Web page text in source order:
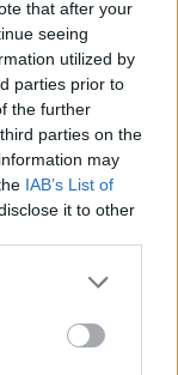
that after your
seeing
utilized by
parties prior to
the further
parties on the
may
IAB’s List of
it to other
az
velünk marad.
mint a
hanem
a
a harmadik
ne érezzük
virtuális